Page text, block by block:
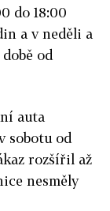
do 18:00
a v neděli a
od
auta
sobotu od
rozšířil až
nesměly